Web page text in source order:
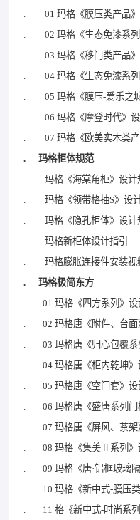
. 01 玛格《膜压类产品》
. 02 玛格《生态免漆系列-
. 03 玛格《移门类产品》
. 04 玛格《生态免漆系列-
. 05 玛格《膜压-爱乐之城
. 06 玛格《摩登时代》设
. 07 玛格《欧美实木类产
. 玛格柜体规范
. 玛格《海棠角柜》设计
. 玛格《领带格抽S》设
. 玛格《隐孔柜体》设计
. 玛格新柜体设计指引
. 玛格膨胀连接件安装视
. 玛格极简东方
. 01 玛格《四方系列》设
. 02 玛格唐《附件、台面
. 03 玛格唐《归心包覆系
. 04 玛格唐《柜内乾坤》
. 05 玛格唐《空门套》设
. 06 玛格唐《盛唐系列门
. 07 玛格唐《屏风、茶架
. 08 玛格《集美Ⅱ系列》
. 09 玛格《唐·铝框玻璃隔
. 10 玛格《新中式-膜压类
. 11 格《新中式-时尚系列